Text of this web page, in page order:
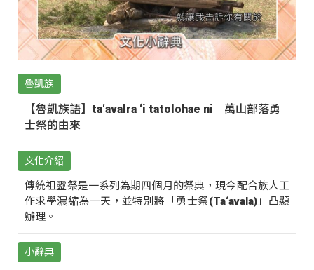
魯凱族
【魯凱族語】ta‘avalra ‘i tatolohae ni｜萬山部落勇
士祭的由來
文化介紹
傳統祖靈祭是一系列為期四個月的祭典，現今配合族人工
作求學濃縮為一天，並特別將「勇士祭(Ta‘avala)」凸顯
辦理。
小辭典